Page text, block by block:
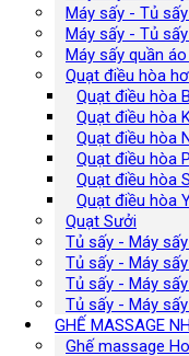
Máy sấy - Tủ
Máy sấy - Tủ
Máy sấy quần
Quạt điều hòa
Quạt điều hòa
Quạt điều hòa
Quạt điều hòa
Quạt điều hòa
Quạt điều hòa
Quạt điều hòa
Quạt Sưởi
Tủ sấy - Máy
Tủ sấy - Máy
Tủ sấy - Máy
Tủ sấy - Máy
GHẾ MASSAGE
Ghế massage